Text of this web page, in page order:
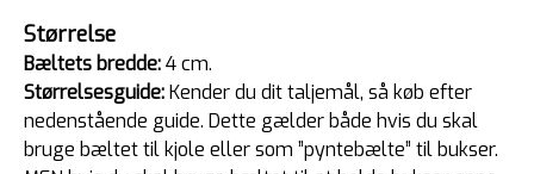
Størrelse
Bæltets bredde:4 cm.
Størrelsesguide:Kender du dit taljemål, så køb efter
nedenstående guide. Dette gælder både hvis du skal
bruge bæltet til kjole eller som ”pyntebælte” til bukser.